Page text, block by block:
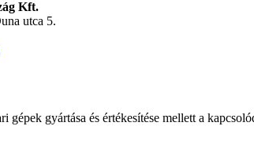
Kft.
utca 5.
gépek gyártása és értékesítése mellett a